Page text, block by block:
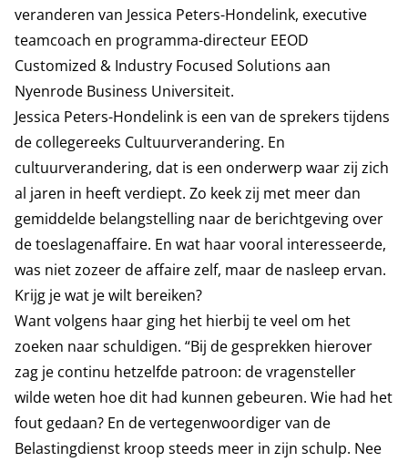
veranderen van Jessica Peters-Hondelink, executive
teamcoach en programma-directeur EEOD
Customized & Industry Focused Solutions aan
Nyenrode Business Universiteit.
Jessica Peters-Hondelink is een van de sprekers tijdens
de collegereeks Cultuurverandering. En
cultuurverandering, dat is een onderwerp waar zij zich
al jaren in heeft verdiept. Zo keek zij met meer dan
gemiddelde belangstelling naar de berichtgeving over
de toeslagenaffaire. En wat haar vooral interesseerde,
was niet zozeer de affaire zelf, maar de nasleep ervan.
Krijg je wat je wilt bereiken?
Want volgens haar ging het hierbij te veel om het
zoeken naar schuldigen. “Bij de gesprekken hierover
zag je continu hetzelfde patroon: de vragensteller
wilde weten hoe dit had kunnen gebeuren. Wie had het
fout gedaan? En de vertegenwoordiger van de
Belastingdienst kroop steeds meer in zijn schulp. Nee